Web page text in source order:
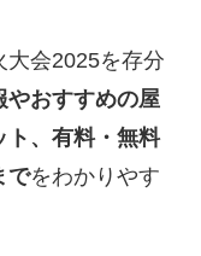
大会2025を存分
やおすすめの屋
ト、有料・無料
でをわかりやす